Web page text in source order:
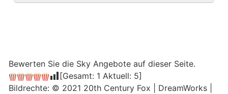
Bewerten Sie die Sky Angebote auf dieser Seite.
[Gesamt: 1 Aktuell: 5]
Bildrechte: © 2021 20th Century Fox | DreamWorks |